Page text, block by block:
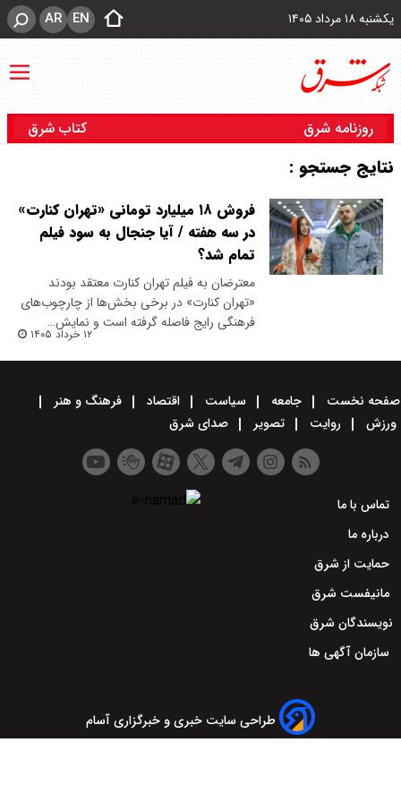
یکشنبه ۱۸ مرداد ۱۴۰۵ EN
AR
روزنامه شرق کتاب شرق
نتایج جستجو :
فروش ۱۸ میلیارد تومانی «تهران کنارت»‌
در سه هفته / آیا جنجال به سود فیلم
تمام شد؟
معترضان به فیلم تهران کنارت معتقد بودند
«تهران کنارت» در برخی بخش‌ها از چارچوب‌های
فرهنگی رایج فاصله گرفته است و نمایش…
۱۲ خرداد ۱۴۰۵
صفحه نخست جامعه سیاست اقتصاد
فرهنگ و هنر
ورزش
روایت تصویر صدای شرق
تماس با ما
درباره ما
حمایت از شرق
مانیفست شرق
نویسندگان شرق
سازمان آگهی ها
طراحی سایت خبری و خبرگزاری آسام